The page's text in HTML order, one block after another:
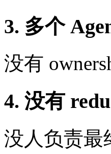
3. 多个
没有
4. 没有
没人负责最